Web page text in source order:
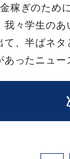
稼ぎのため
我々学生の
て、半ばネ
ったニュー